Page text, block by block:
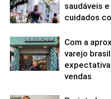
saudáveis
cuidados
Com a
varejo
vendas